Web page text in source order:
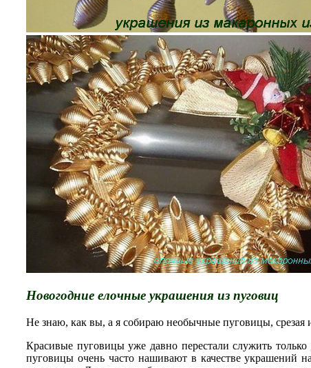
Новогодние елочные украшения из пуговиц
Не знаю, как вы, а я собираю необычные пуговицы,
Красивые пуговицы уже давно перестали служить
пуговицы очень часто нашивают в качестве украшений